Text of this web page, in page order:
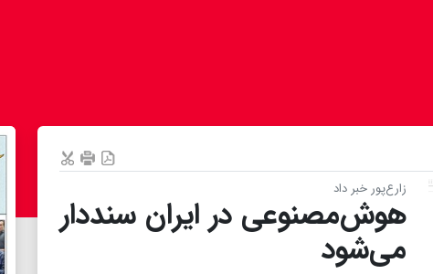
زارع‌پور خبر داد
هوش‌‌مصنوعی در ایران سنددار
می‌شود